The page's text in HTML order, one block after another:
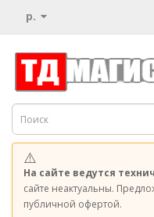
р.
⚠️
На сайте ведутся
сайте неактуальны.
публичной офертой.